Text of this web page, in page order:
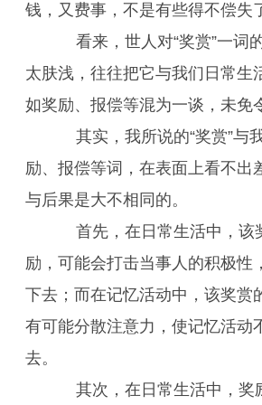
钱，又费事，不是有些得不偿失
看来，世人对“奖赏”一词
太肤浅，往往把它与我们日常生
如奖励、报偿等混为一谈，未免
其实，我所说的“奖赏”与
励、报偿等词，在表面上看不出
与后果是大不相同的。
首先，在日常生活中，该
励，可能会打击当事人的积极性
下去；而在记忆活动中，该奖赏
有可能分散注意力，使记忆活动
去。
其次，在日常生活中，奖